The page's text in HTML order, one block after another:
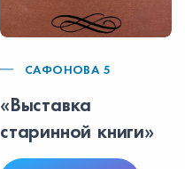
САФОНОВА 5
«Выставка
старинной книги»